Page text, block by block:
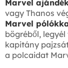
Marvel
vagy Thanos
Marvel
bögréből,
kapitány
a polcaidat